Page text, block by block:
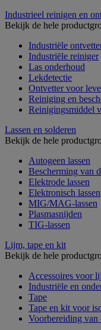
Industrieel reinigen en
Bekijk de hele
Industriële
Industriële reiniger
Las onderhoud
Lekdetectie
Ontvetter voor
Reiniging en
Reinigingsmiddel
Lassen en solderen
Bekijk de hele
Autogeen lassen
Bescherming van
Elektrode lassen
Elektronisch lassen
MIG/MAG-lassen
Plasmasnijden
TIG-lassen
Lijm, tape en kit
Bekijk de hele
Accessoires voor
Industriële en
Tape
Tape en kit voor
Voorbereiding van